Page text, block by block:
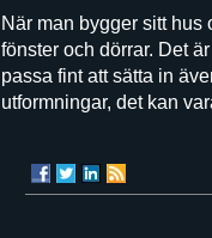
När man bygger sitt hus
fönster och dörrar. Det
passa fint att sätta in
utformningar, det kan